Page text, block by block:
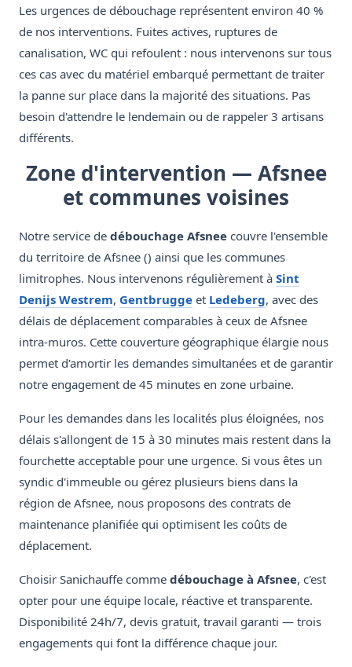
Les urgences de débouchage représentent environ 40 %
de nos interventions. Fuites actives, ruptures de
canalisation, WC qui refoulent : nous intervenons sur tous
ces cas avec du matériel embarqué permettant de traiter
la panne sur place dans la majorité des situations. Pas
besoin d'attendre le lendemain ou de rappeler 3 artisans
différents.
Zone d'intervention — Afsnee
et communes voisines
Notre service de débouchage Afsnee couvre l'ensemble
du territoire de Afsnee () ainsi que les communes
limitrophes. Nous intervenons régulièrement à Sint
Denijs Westrem, Gentbrugge et Ledeberg, avec des
délais de déplacement comparables à ceux de Afsnee
intra-muros. Cette couverture géographique élargie nous
permet d'amortir les demandes simultanées et de garantir
notre engagement de 45 minutes en zone urbaine.
Pour les demandes dans les localités plus éloignées, nos
délais s'allongent de 15 à 30 minutes mais restent dans la
fourchette acceptable pour une urgence. Si vous êtes un
syndic d'immeuble ou gérez plusieurs biens dans la
région de Afsnee, nous proposons des contrats de
maintenance planifiée qui optimisent les coûts de
déplacement.
Choisir Sanichauffe comme débouchage à Afsnee, c'est
opter pour une équipe locale, réactive et transparente.
Disponibilité 24h/7, devis gratuit, travail garanti — trois
engagements qui font la différence chaque jour.